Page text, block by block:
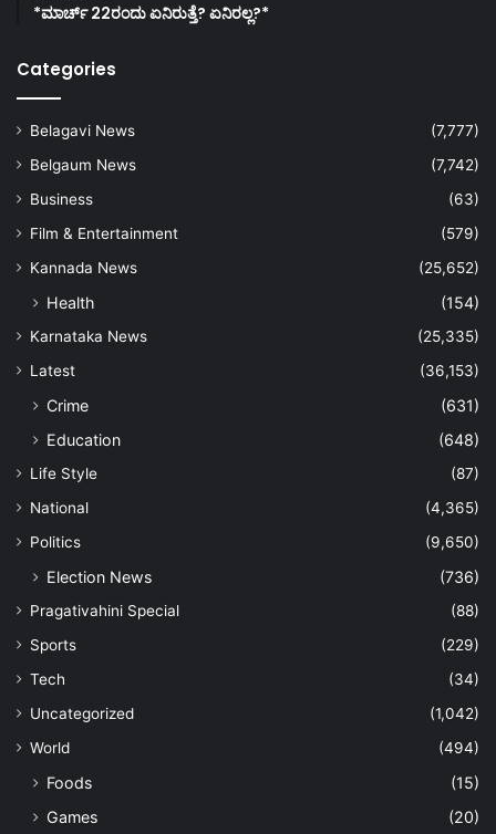
*ಮಾರ್ಚ್ 22ರಂದು ಏನಿರುತ್ತೆ? ಏನಿರಲ್ಲ?*
Categories
Belagavi News
(7,777)
Belgaum News
(7,742)
Business
(63)
Film & Entertainment
(579)
Kannada News
(25,652)
Health (154)
Karnataka News
(25,335)
Latest
(36,153)
Crime
(631)
Education
(648)
Life Style
(87)
National
(4,365)
Politics
(9,650)
Election News (736)
Pragativahini Special
(88)
Sports
(229)
Tech
(34)
Uncategorized
(1,042)
World
(494)
Foods
(15)
Games
(20)